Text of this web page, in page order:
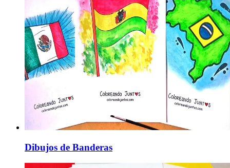
Dibujos de Banderas